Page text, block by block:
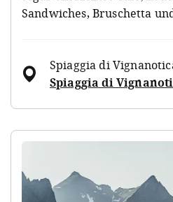
Sandwiches, Bruschetta
Spiaggia di
Spiaggia di